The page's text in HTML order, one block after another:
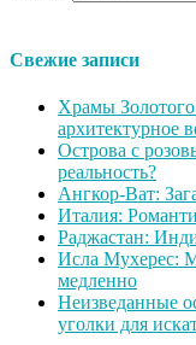
Свежие записи
Храмы Золотого
архитектурное
Острова с
реальность?
Ангкор-Ват:
Италия:
Раджастан:
Исла Мухерес:
медленно
Неизведанные
уголки для